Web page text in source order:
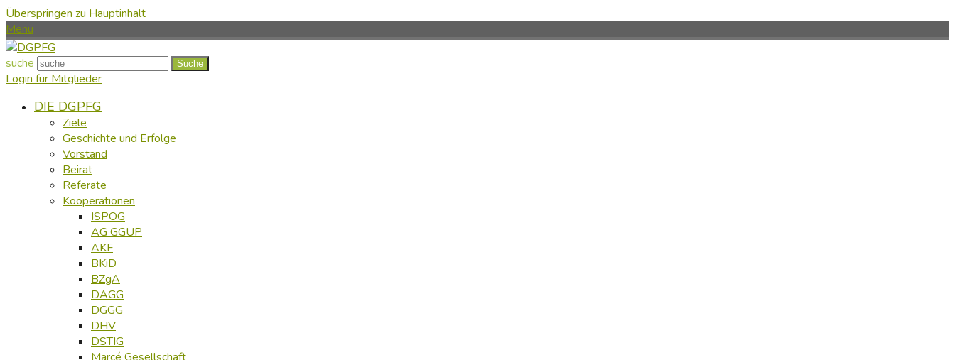
Überspringen zu Hauptinhalt
Menu
suche Suche
Login für Mitglieder
DIE DGPFG
Ziele
Geschichte und Erfolge
Vorstand
Beirat
Referate
Kooperationen
ISPOG
AG GGUP
AKF
BKiD
BZgA
DAGG
DGGG
DHV
DSTIG